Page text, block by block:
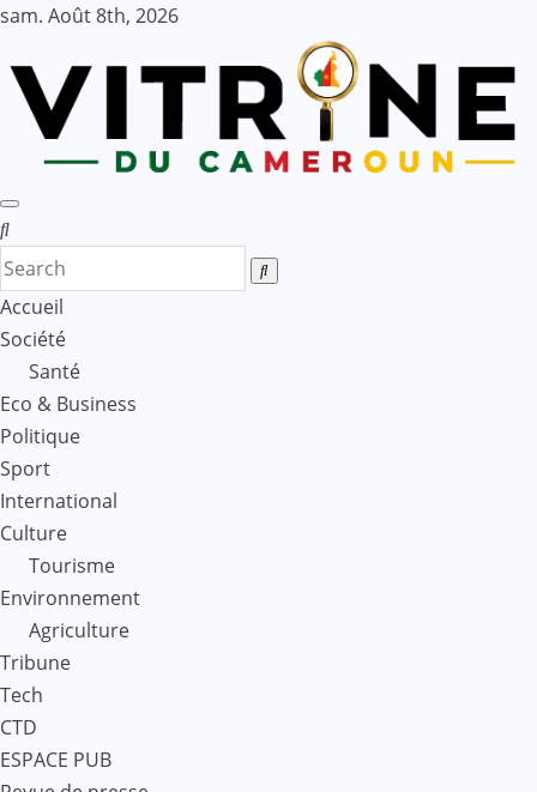
Skip
content
sam. Août 8th, 2026
Accueil
Société
Santé
Eco & Business
Politique
Sport
International
Culture
Tourisme
Environnement
Agriculture
Tribune
Tech
CTD
ESPACE PUB